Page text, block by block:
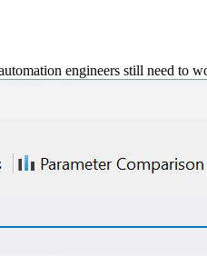
engineers still need to